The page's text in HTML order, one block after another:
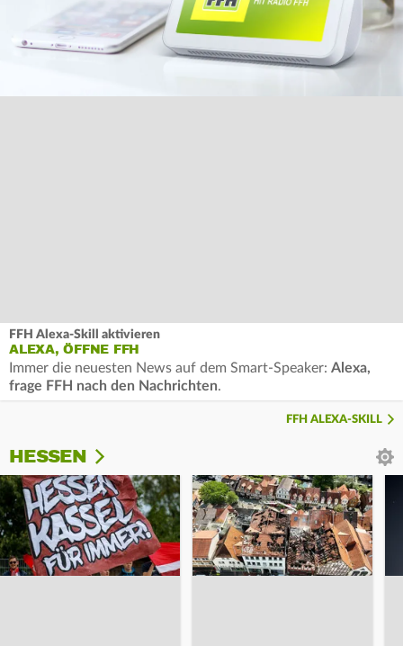
FFH Alexa-Skill aktivieren
ALEXA, ÖFFNE FFH
Immer die neuesten News auf dem Smart-Speaker: Alexa,
frage FFH nach den Nachrichten.
FFH ALEXA-SKILL
HESSEN